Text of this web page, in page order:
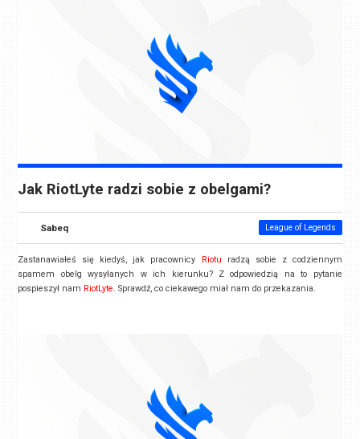
Jak RiotLyte radzi sobie z obelgami?
Sabeq League of Legends
Zastanawiałeś się kiedyś, jak pracownicy Riotu radzą sobie z codziennym
spamem obelg wysyłanych w ich kierunku? Z odpowiedzią na to pytanie
pospieszył nam RiotLyte. Sprawdź, co ciekawego miał nam do przekazania.